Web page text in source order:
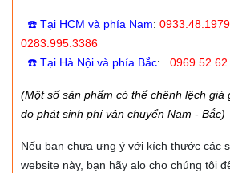
☎️ Tại HCM và phía Nam:
0283.995.3386
☎️ Tại Hà Nội và phía Bắc:
(Một số sản phẩm có thể chênh lệch giá
do phát sinh phí vận chuyển Nam - Bắc)
Nếu bạn chưa ưng ý với kích thước các
website này, bạn hãy alo cho chúng tôi